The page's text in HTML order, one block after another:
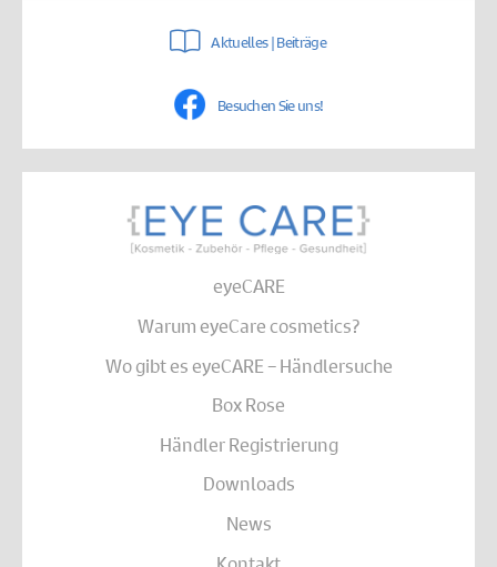
Aktuelles | Beiträge
Besuchen Sie uns!
eyeCARE
Warum eyeCare cosmetics?
Wo gibt es eyeCARE – Händlersuche
Box Rose
Händler Registrierung
Downloads
News